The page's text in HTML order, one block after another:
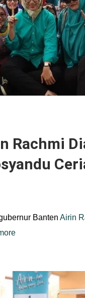
Rachmi
Banten Airin